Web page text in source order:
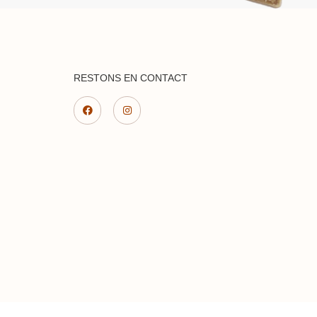
RESTONS EN CONTACT